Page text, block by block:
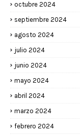
octubre 2024
septiembre 2024
agosto 2024
julio 2024
junio 2024
mayo 2024
abril 2024
marzo 2024
febrero 2024